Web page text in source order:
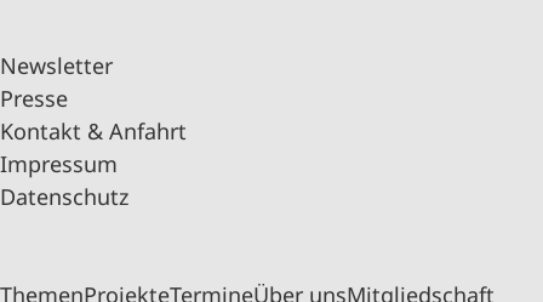
Newsletter
Presse
Kontakt & Anfahrt
Impressum
Datenschutz
ThemenProjekteTermineÜber unsMitgliedschaft